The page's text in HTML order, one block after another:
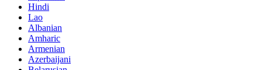
Hindi
Lao
Albanian
Amharic
Armenian
Azerbaijani